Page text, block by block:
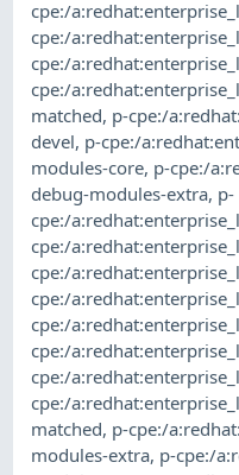
cpe:/
cpe:/
cpe:/
cpe:/
matched, p-cpe:/
devel, p-cpe:/
modules-core, p-cpe:/
debug-modules-extra, p-
cpe:/
cpe:/
cpe:/
cpe:/
cpe:/
cpe:/
cpe:/
cpe:/
matched, p-cpe:/
modules-extra, p-cpe:/